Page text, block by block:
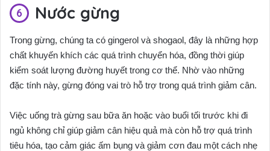
Nước gừng
Trong gừng, chúng ta có gingerol và shogaol, đây là những hợp
chất khuyến khích các quá trình chuyển hóa, đồng thời giúp
kiểm soát lượng đường huyết trong cơ thể. Nhờ vào những
đặc tính này, gừng đóng vai trò hỗ trợ trong quá trình giảm cân.
Việc uống trà gừng sau bữa ăn hoặc vào buổi tối trước khi đi
ngủ không chỉ giúp giảm cân hiệu quả mà còn hỗ trợ quá trình
tiêu hóa, tạo cảm giác ấm bụng và giảm cơn đau một cách nhẹ